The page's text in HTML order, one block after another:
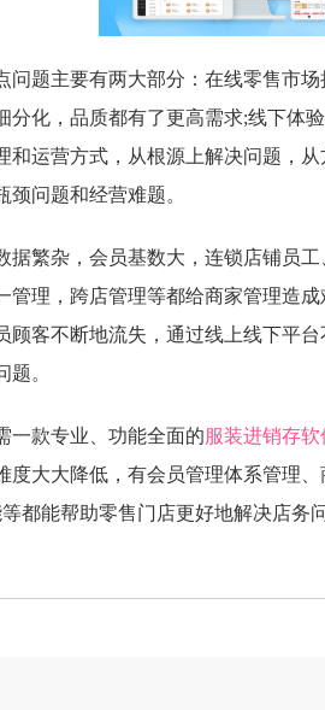
题主要有两大部分：在线零售市场
分化，品质都有了更高需求;线下体
和运营方式，从根源上解决问题，
颈问题和经营难题。
繁杂，会员基数大，连锁店铺员工
管理，跨店管理等都给商家管理造
顾客不断地流失，通过线上线下平
题。
款专业、功能全面的服装进销存软
度大大降低，有会员管理体系管理
都能帮助零售门店更好地解决店务